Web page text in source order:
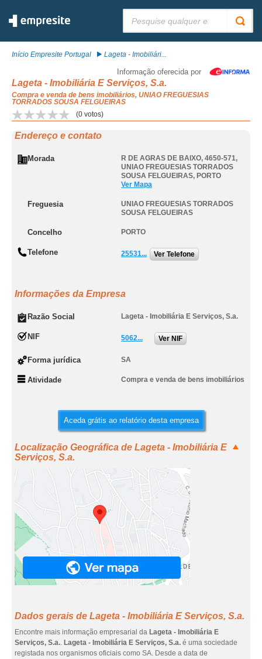
Início Empresite Portugal Lageta - Imobiliári...
Informação oferecida por
Lageta - Imobiliária E Serviços, S.a.
Compra e venda de bens imobiliários, UNIAO FREGUESIAS
TORRADOS SOUSA FELGUEIRAS
(0 votos)
Endereço e contato
Morada R DE AGRAS DE BAIXO, 4650-571,
UNIAO FREGUESIAS TORRADOS
SOUSA FELGUEIRAS, PORTO
Ver Mapa
Freguesia
UNIAO FREGUESIAS TORRADOS
SOUSA FELGUEIRAS
Concelho PORTO
Telefone 25531... Ver Telefone
Informações da Empresa
Razão Social Lageta - Imobiliária E Serviços, S.a.
NIF 5062... Ver NIF
Forma jurídica SA
Atividade Compra e venda de bens imobiliários
Aceda grátis ao relatório desta empresa
Localização Geográfica de Lageta - Imobiliária E
Serviços, S.a.
Dados gerais de Lageta - Imobiliária E Serviços, S.a.
Encontre mais informação empresarial da Lageta - Imobiliária E
Serviços, S.a.. Lageta - Imobiliária E Serviços, S.a. é uma sociedade
registada nos organismos oficiais como SA. Desde a data de